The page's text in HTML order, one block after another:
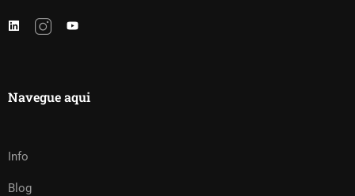
Navegue aqui
Info
Blog